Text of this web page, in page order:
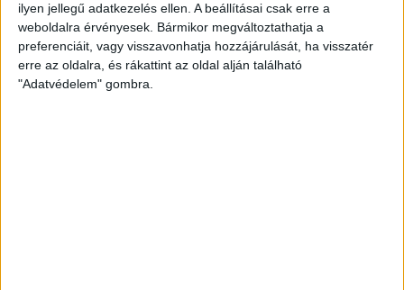
ilyen jellegű adatkezelés ellen. A beállításai csak erre a
weboldalra érvényesek. Bármikor megváltoztathatja a
preferenciáit, vagy visszavonhatja hozzájárulását, ha visszatér
erre az oldalra, és rákattint az oldal alján található
"Adatvédelem" gombra.